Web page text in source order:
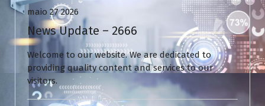
maio 27 2026
News Update – 2666
Welcome to our website. We are dedicated to
providing quality content and services to our
visitors.
V